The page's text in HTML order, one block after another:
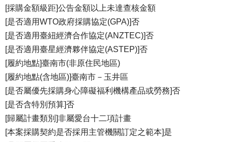
[採購金額級距]公告金額以上未達查核金額
[是否適用WTO政府採購協定(GPA)]否
[是否適用臺紐經濟合作協定(ANZTEC)]否
[是否適用臺星經濟夥伴協定(ASTEP)]否
[履約地點]臺南市(非原住民地區)
[履約地點(含地區)]臺南市－玉井區
[是否屬優先採購身心障礙福利機構產品或勞務]否
[是否含特別預算]否
[歸屬計畫類別]非屬愛台十二項計畫
[本案採購契約是否採用主管機關訂定之範本]是